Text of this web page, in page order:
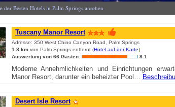
der Besten Hotels in Palm Springs ansehen
Tuscany Manor Resort
Adresse: 350 West Chino Canyon Road, Palm Springs
1.8 kmvon Palm Springs entfernt (Hotel auf der Karte)
Auswertung von 66 Gästen:
8.1
Moderne Annehmlichkeiten und Einrichtungen
Manor Resort, darunter ein beheizter Pool…
Desert Isle Resort